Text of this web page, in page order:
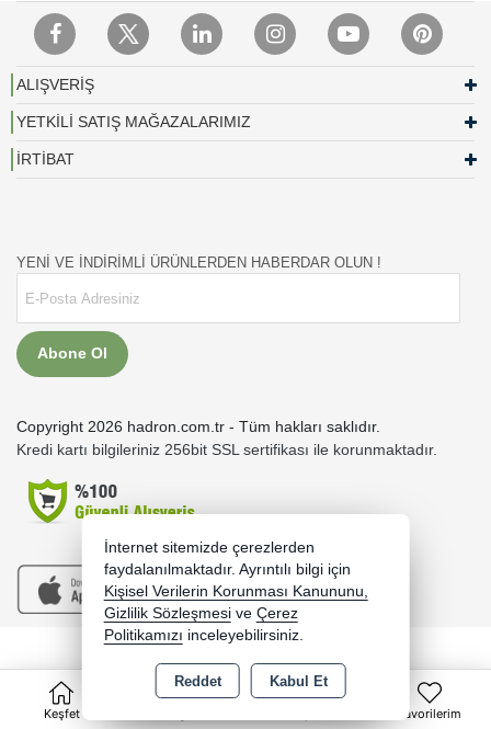
Keşfet
0
Favorilerim
ALIŞVERİŞ
YETKİLİ SATIŞ MAĞAZALARIMIZ
İRTİBAT
YENİ VE İNDİRİMLİ ÜRÜNLERDEN HABERDAR OLUN !
Abone Ol
Copyright 2026 hadron.com.tr - Tüm hakları saklıdır.
Kredi kartı bilgileriniz 256bit SSL sertifikası ile korunmaktadır.
Bu site AKINSOFT E-Ticaret ile hazırlanmıştır.
İnternet sitemizde çerezlerden
faydalanılmaktadır. Ayrıntılı bilgi için
Kişisel Verilerin Korunması Kanununu,
Gizlilik Sözleşmesi ve Çerez
Politikamızı inceleyebilirsiniz.
Reddet Kabul Et